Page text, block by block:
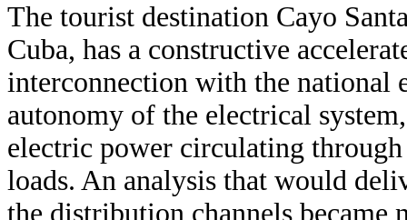
The tourist destination Cayo
Cuba, has a constructive
interconnection with the national
autonomy of the electrical
electric power circulating
loads. An analysis that would
the distribution channels became